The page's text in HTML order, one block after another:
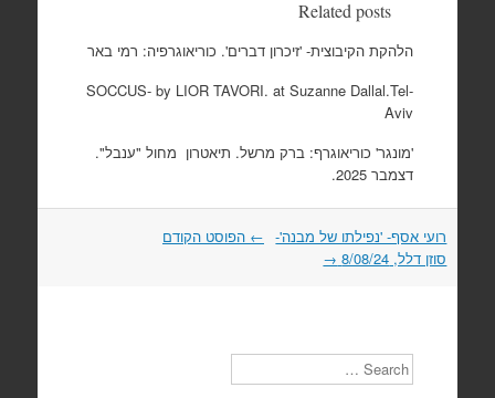
Related posts
הלהקת הקיבוצית- 'זיכרון דברים'. כוריאוגרפיה: רמי באר
SOCCUS- by LIOR TAVORI. at Suzanne Dallal.Tel-
Aviv
'מונגר' כוריאוגרף: ברק מרשל. תיאטרון מחול "ענבל".
דצמבר 2025.
Post
navigation
← הפוסט הקודם
רועי אסף- 'נפילתו של מבנה'-
סוזן דלל, 8/08/24
→
Search